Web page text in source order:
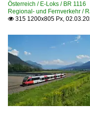
Österreich / E-Loks / BR
Regional- und Fernverkehr /
 315 1200x805 Px,